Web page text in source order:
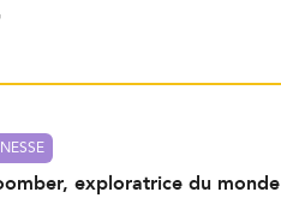
exploratrice du monde